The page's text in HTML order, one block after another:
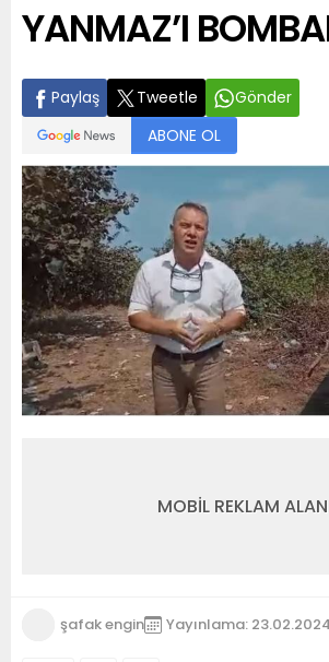
YANMAZ’I
Paylaş Tweetle
Gönder
ABONE OL
MOBİL REKLAM
şafak engin Yayınlama: 23.02.2024